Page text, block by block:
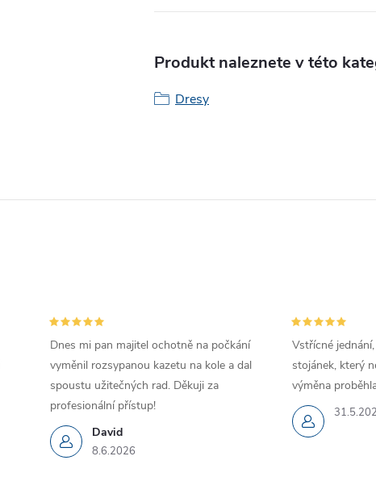
Produkt naleznete v této
Dresy
David
8.6.2026
Dnes mi pan majitel ochotně na počkání
vyměnil rozsypanou kazetu na kole a dal
spoustu užitečných rad. Děkuji za
profesionální přístup!
Vstřícné
stojánek, který
výměna